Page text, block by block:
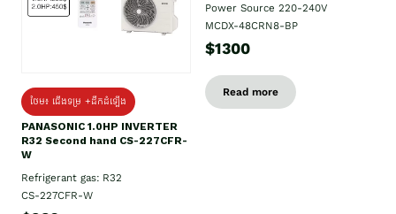
ថែម៖ ជើងទម្រ +ដឹកដំឡើង
PANASONIC 1.0HP INVERTER
R32 Second hand CS-227CFR-
W
Refrigerant gas: R32
CS-227CFR-W
Power Source 220-240V
MCDX-48CRN8-BP
$1300
Read more